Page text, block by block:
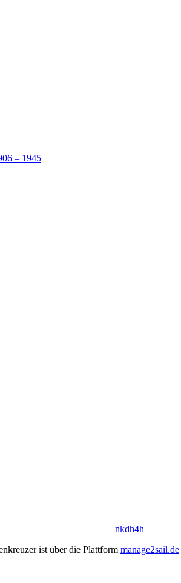
– 1945
nkdh4h
ist über die Plattform manage2sail.de